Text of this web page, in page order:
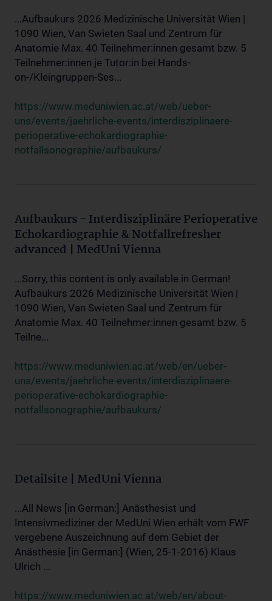
...Aufbaukurs 2026 Medizinische Universität Wien |
1090 Wien, Van Swieten Saal und Zentrum für
Anatomie Max. 40 Teilnehmer:innen gesamt bzw. 5
Teilnehmer:innen je Tutor:in bei Hands-
on-/Kleingruppen-Ses...
https://www.meduniwien.ac.at/web/ueber-
uns/events/jaehrliche-events/interdisziplinaere-
perioperative-echokardiographie-
notfallsonographie/aufbaukurs/
Aufbaukurs - Interdisziplinäre Perioperative
Echokardiographie & Notfallrefresher
advanced | MedUni Vienna
...Sorry, this content is only available in German!
Aufbaukurs 2026 Medizinische Universität Wien |
1090 Wien, Van Swieten Saal und Zentrum für
Anatomie Max. 40 Teilnehmer:innen gesamt bzw. 5
Teilne...
https://www.meduniwien.ac.at/web/en/ueber-
uns/events/jaehrliche-events/interdisziplinaere-
perioperative-echokardiographie-
notfallsonographie/aufbaukurs/
Detailsite | MedUni Vienna
...All News [in German:] Anästhesist und
Intensivmediziner der MedUni Wien erhält vom FWF
vergebene Auszeichnung auf dem Gebiet der
Anästhesie [in German:] (Wien, 25-1-2016) Klaus
Ulrich ...
https://www.meduniwien.ac.at/web/en/about-